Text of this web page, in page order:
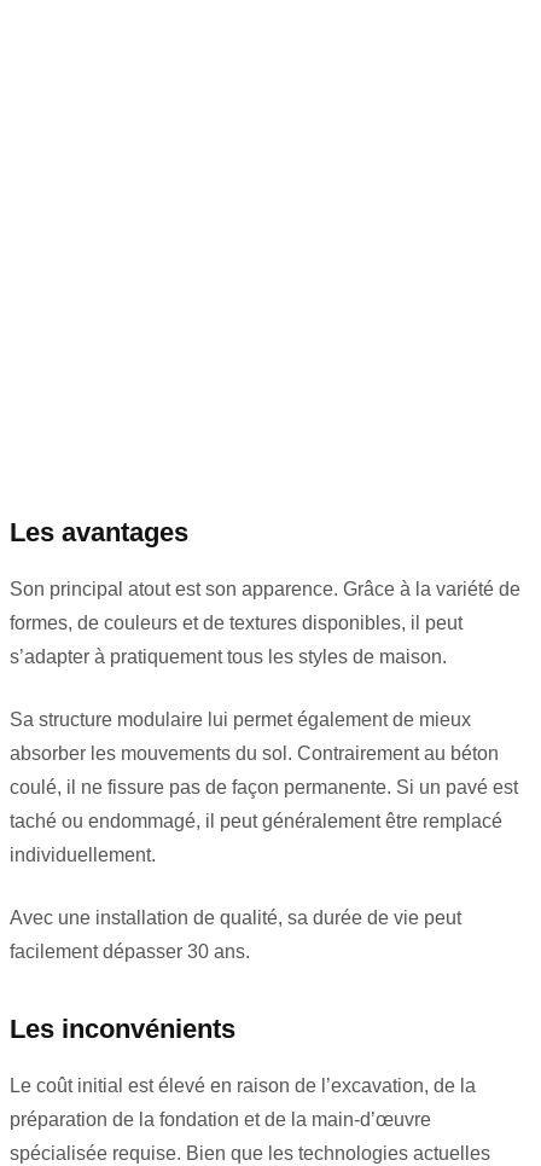
Les avantages
Son principal atout est son apparence. Grâce à la variété de
formes, de couleurs et de textures disponibles, il peut
s’adapter à pratiquement tous les styles de maison.
Sa structure modulaire lui permet également de mieux
absorber les mouvements du sol. Contrairement au béton
coulé, il ne fissure pas de façon permanente. Si un pavé est
taché ou endommagé, il peut généralement être remplacé
individuellement.
Avec une installation de qualité, sa durée de vie peut
facilement dépasser 30 ans.
Les inconvénients
Le coût initial est élevé en raison de l’excavation, de la
préparation de la fondation et de la main-d’œuvre
spécialisée requise. Bien que les technologies actuelles